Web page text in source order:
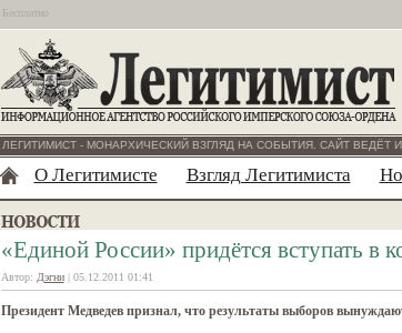
Бесплатно
ЛЕГИТИМИСТ - МОНАРХИЧЕСКИЙ ВЗГЛЯД НА СОБЫТИЯ. САЙТ ВЕДЁТ
О Легитимисте Взгляд Легитимиста
«Единой России» придётся вступать в
Автор: Дэгни| 05.12.2011 01:41
Президент Медведев признал, что результаты выборов